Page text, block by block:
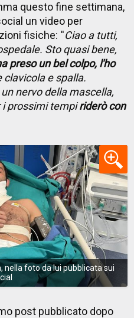
questo fine settimana,
un video per
fisiche: ''Ciao a tutti,
Sto quasi bene,
preso un bel colpo, l'ho
clavicola e spalla.
nervo della mascella,
i prossimi tempiriderò con
nella foto da lui pubblicata sui
post pubblicato dopo